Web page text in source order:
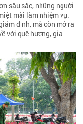
sâu sắc, những người
mài làm nhiệm vụ.
định, mà còn mở ra
với quê hương, gia